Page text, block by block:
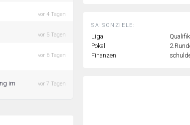
vor 4 Tagen
vor 5 Tagen
vor 6 Tagen
im
vor 7 Tagen
SAISONZIELE:
Liga
Pokal
Finanzen